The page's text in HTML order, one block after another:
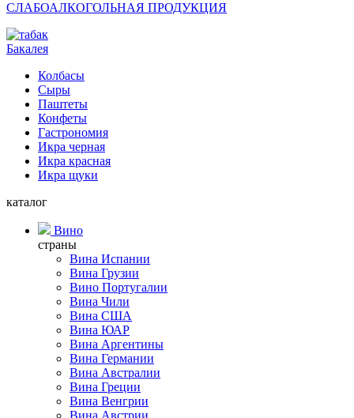
СЛАБОАЛКОГОЛЬНАЯ ПРОДУКЦИЯ
Бакалея
Колбасы
Сыры
Паштеты
Конфеты
Гастрономия
Икра черная
Икра красная
Икра щуки
каталог
Вино
страны
Вина Испании
Вина Грузии
Вино Португалии
Вина Чили
Вина США
Вина ЮАР
Вина Аргентины
Вина Германии
Вина Австралии
Вина Греции
Вина Венгрии
Вина Австрии